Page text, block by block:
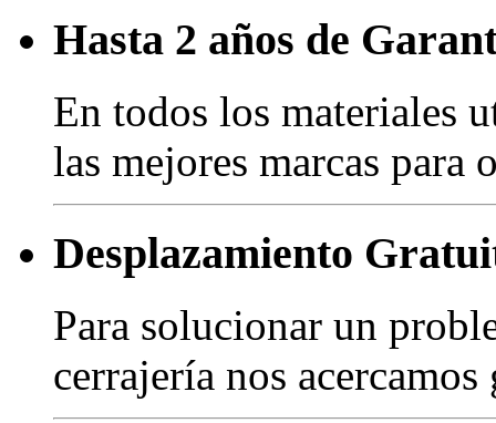
Hasta 2 años de
En todos los materiales
las mejores marcas para
Desplazamiento
Para solucionar un
cerrajería nos